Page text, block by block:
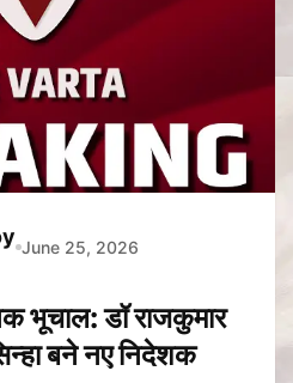
June 25, 2026
भूचाल: डॉ राजकुमार
बने नए निदेशक